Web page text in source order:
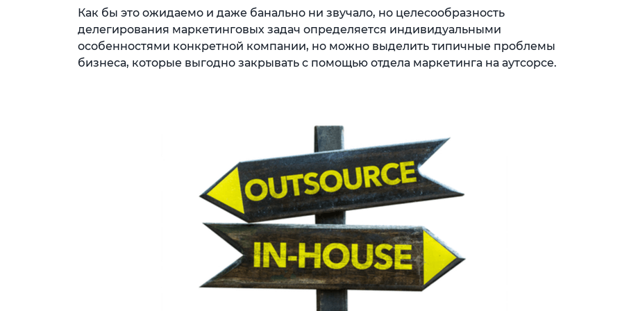
Как бы это ожидаемо и даже банально ни звучало, но целесообразность
делегирования маркетинговых задач определяется индивидуальными
особенностями конкретной компании, но можно выделить типичные проблемы
бизнеса, которые выгодно закрывать с помощью отдела маркетинга на аутсорсе.